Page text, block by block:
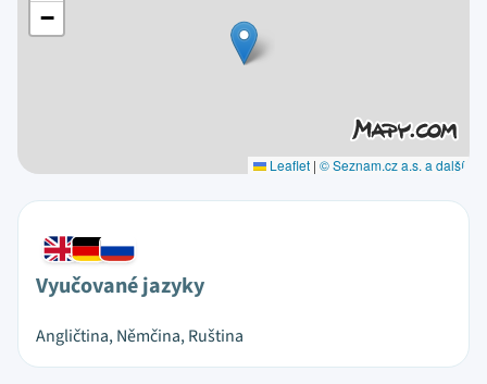
−
Leaflet | © Seznam.cz a.s. a další
Vyučované jazyky
Angličtina, Němčina, Ruština